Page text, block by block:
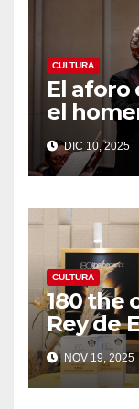
CULTURA
El aforo
el
Lago
impulso
durante
DIC 10, 2025
CULTURA
180 the
Rey de
Estado
NOV 19, 2025